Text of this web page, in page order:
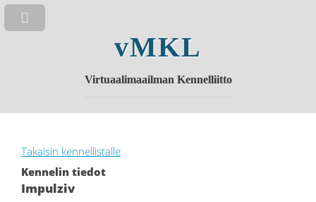
vMKL
Virtuaalimaailman Kennelliitto
Takaisin kennellistalle
Kennelin tiedot
Impulziv